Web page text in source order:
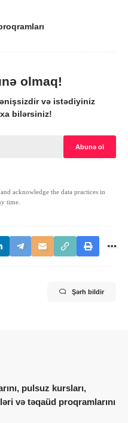
olmaq!
və istədiyiniz
bilərsiniz!
and acknowledge the data practices in
time.
Şərh bildir
və təqaüd proqramlarını